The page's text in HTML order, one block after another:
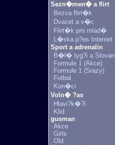
Sezn�men� a flirt
Bezva flirt�k
Dvacet a v�c
Flirt�k pro mlad�
L�ska p?es Internet
Sport a adrenalin
B�l� tyg?i a Slovan
Formule 1 (Akce)
Formule 1 (Srazy)
Fotbal
Kon�ci
Voln� ?as
Hlavi?k�?i
Klid
gusman
Akce
Girls
Old